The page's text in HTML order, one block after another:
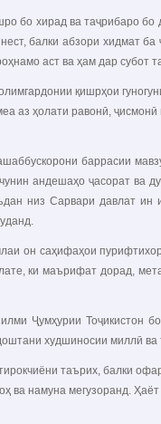
бо хирад ва таҷрибаро
балки абзори хидмат
аст ва ҳам дар субот
қишрҳои
аз ҳолати равонӣ,
баррасии
андешаҳо ҷасорат ва
низ Сарвари давлат ин
он саҳифаҳои
ки маърифат дорад,
Ҷумҳурии Тоҷикистон
худшиносии миллӣ ва
таърих, балки
ва намуна мегузоранд.